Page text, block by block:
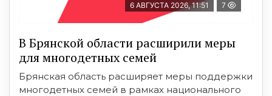
6 АВГУСТА 2026, 11:51 7
В Брянской области расширили меры
для многодетных семей
Брянская область расширяет меры поддержки
многодетных семей в рамках национального